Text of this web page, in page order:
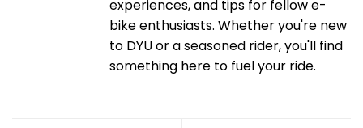
experiences, and tips for fellow e-
bike enthusiasts. Whether you're new
to DYU or a seasoned rider, you'll find
something here to fuel your ride.